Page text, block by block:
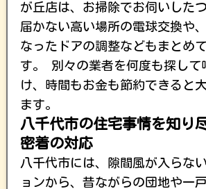
が丘店は、お掃除でお伺いした
届かない高い場所の電球交換や
なったドアの調整などもまとめ
す。 別々の業者を何度も探して
け、時間もお金も節約できると
ます。
八千代市の住宅事情を知り
密着の対応
八千代市には、隙間風が入らな
ョンから、昔ながらの団地や一